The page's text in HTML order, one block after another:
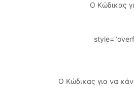
Ο Κώδικας
Ο Κώδικας για να